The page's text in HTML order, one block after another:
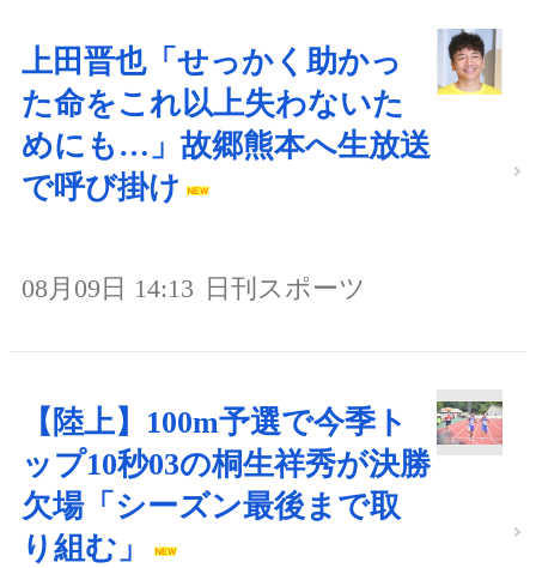
上田晋也「せっかく助かっ
た命をこれ以上失わないた
めにも…」故郷熊本へ生放送
で呼び掛け
08月09日 14:13 日刊スポーツ
【陸上】100m予選で今季ト
ップ10秒03の桐生祥秀が決勝
欠場「シーズン最後まで取
り組む」